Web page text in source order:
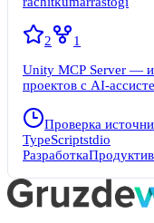
2
1
Unity MCP Server —
проектов с AI-
ассистенту
проекта, списки
Для работы не
достаточно указать путь
использует
поэтому совместим
MCP: Cursor, Claude
Проверка
TypeScriptstdio
Разработка